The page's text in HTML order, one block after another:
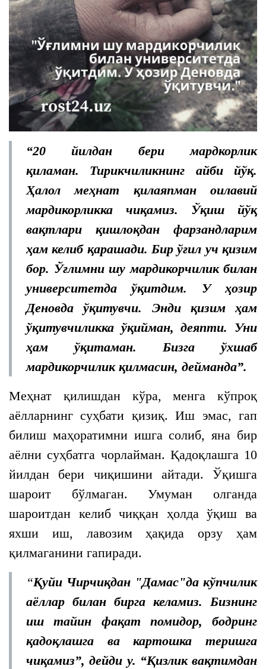
“20 йилдан бери мардкорлик
қиламан. Тирикчиликнинг айби йўқ.
Ҳалол меҳнат қилаяпман оилавий
мардикорликка чиқамиз. Ўқиш йўқ
вақтлари қишлоқдан фарзандларим
ҳам келиб қарашади. Бир ўғил уч қизим
бор. Ўғлимни шу мардикорчилик билан
университетда ўқитдим. У ҳозир
Деновда ўқитувчи. Энди қизим ҳам
ўқитувчиликка ўқийман, деяпти. Уни
ҳам ўқитаман. Бизга ўхшаб
мардикорчилик қилмасин, дейманда”.
Меҳнат қилишдан кўра, менга кўпроқ
аёлларнинг суҳбати қизиқ. Иш эмас, гап
билиш маҳоратимни ишга солиб, яна бир
аёлни суҳбатга чорлайман. Қадоқлашга 10
йилдан бери чиқишини айтади. Ўқишга
шароит бўлмаган. Умуман олганда
шароитдан келиб чиққан ҳолда ўқиш ва
яхши иш, лавозим ҳақида орзу ҳам
қилмаганини гапиради.
“Қуйи Чирчиқдан "Дамас"да кўпчилик
аёллар билан бирга келамиз. Бизнинг
иш тайин фақат помидор, бодринг
қадоқлашга ва картошка теришга
чиқамиз”, дейди у. “Қизлик вақтимдан